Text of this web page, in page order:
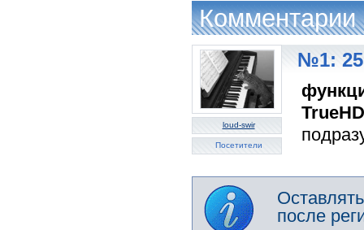
Комментарии
loud-swir
Посетители
№1: 25
после